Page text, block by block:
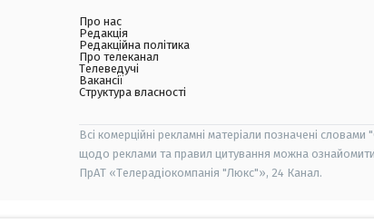
Про нас
Редакція
Редакційна політика
Про телеканал
Телеведучі
Вакансії
Структура власності
Всі комерційні рекламні матеріали позначені
щодо реклами та правил цитування можна
ПрАТ «Телерадіокомпанія "Люкс"», 24 Канал.